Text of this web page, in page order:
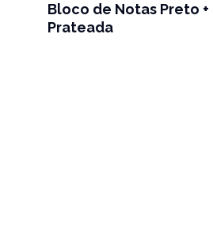
Bloco de Notas Preto
Prateada